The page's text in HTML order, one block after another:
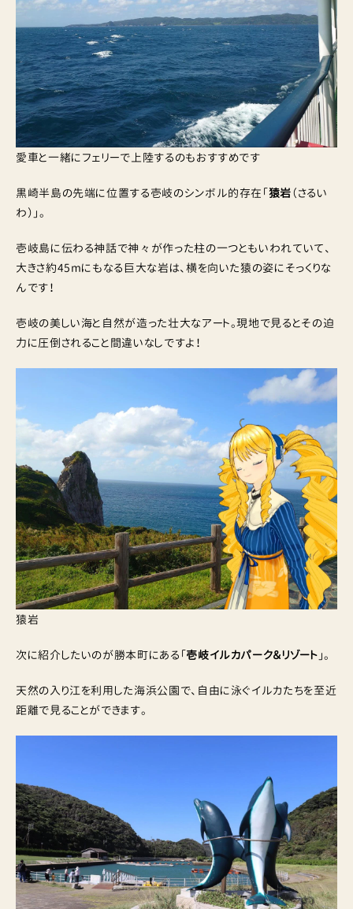
愛車と一緒にフェリーで上陸するのもおすすめです
黒崎半島の先端に位置する壱岐のシンボル的存在「猿岩（さるい
わ）」。
壱岐島に伝わる神話で神々が作った柱の一つともいわれていて、
大きさ約45mにもなる巨大な岩は、横を向いた猿の姿にそっくりな
んです！
壱岐の美しい海と自然が造った壮大なアート。現地で見るとその迫
力に圧倒されること間違いなしですよ！
猿岩
次に紹介したいのが勝本町にある「壱岐イルカパーク＆リゾート 」。
天然の入り江を利用した海浜公園で、自由に泳ぐイルカたちを至近
距離で見ることができます。